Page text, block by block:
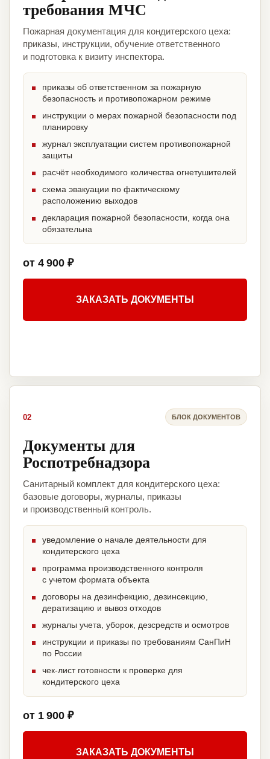
требования МЧС
Пожарная документация для кондитерского цеха:
приказы, инструкции, обучение ответственного
и подготовка к визиту инспектора.
приказы об ответственном за пожарную
безопасность и противопожарном режиме
инструкции о мерах пожарной безопасности под
планировку
журнал эксплуатации систем противопожарной
защиты
расчёт необходимого количества огнетушителей
схема эвакуации по фактическому
расположению выходов
декларация пожарной безопасности, когда она
обязательна
от 4 900 ₽
ЗАКАЗАТЬ ДОКУМЕНТЫ
02 БЛОК ДОКУМЕНТОВ
Документы для
Роспотребнадзора
Санитарный комплект для кондитерского цеха:
базовые договоры, журналы, приказы
и производственный контроль.
уведомление о начале деятельности для
кондитерского цеха
программа производственного контроля
с учетом формата объекта
договоры на дезинфекцию, дезинсекцию,
дератизацию и вывоз отходов
журналы учета, уборок, дезсредств и осмотров
инструкции и приказы по требованиям СанПиН
по России
чек-лист готовности к проверке для
кондитерского цеха
от 1 900 ₽
ЗАКАЗАТЬ ДОКУМЕНТЫ